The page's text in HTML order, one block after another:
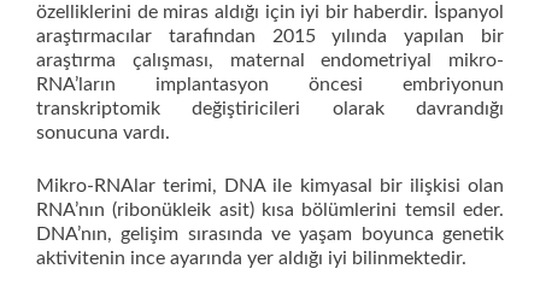
özelliklerini de miras aldığı için iyi bir haberdir. İspanyol
araştırmacılar tarafından 2015 yılında yapılan bir
araştırma çalışması, maternal endometriyal mikro-
RNA’ların implantasyon öncesi embriyonun
transkriptomik değiştiricileri olarak davrandığı
sonucuna vardı.
Mikro-RNAlar terimi, DNA ile kimyasal bir ilişkisi olan
RNA’nın (ribonükleik asit) kısa bölümlerini temsil eder.
DNA’nın, gelişim sırasında ve yaşam boyunca genetik
aktivitenin ince ayarında yer aldığı iyi bilinmektedir.